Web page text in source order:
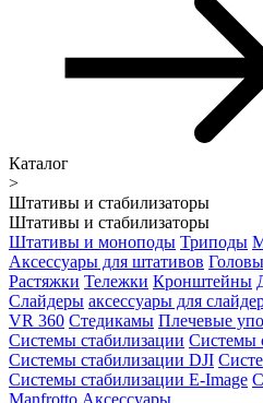
Каталог
>
Штативы и стабилизаторы
Штативы и стабилизаторы
Штативы и моноподы Триподы
Аксессуары для штативов Головы
Растяжки Тележки Кронштейны
Слайдеры аксессуары для
VR 360 Стедикамы Плечевые
Системы стабилизации Системы
Системы стабилизации DJI
Системы стабилизации E-Image
Manfrotto Аксессуары